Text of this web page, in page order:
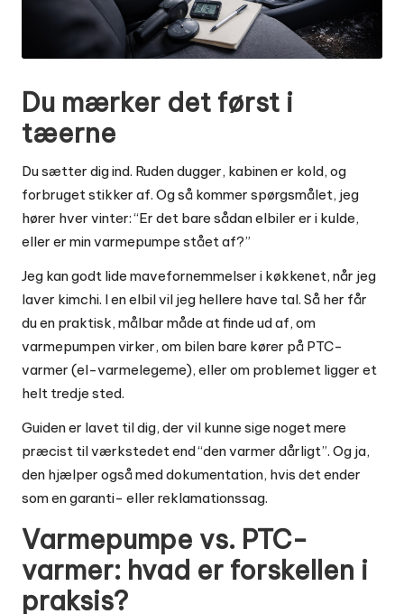
Du mærker det først i
tæerne
Du sætter dig ind. Ruden dugger, kabinen er kold, og
forbruget stikker af. Og så kommer spørgsmålet, jeg
hører hver vinter: “Er det bare sådan elbiler er i kulde,
eller er min varmepumpe stået af?”
Jeg kan godt lide mavefornemmelser i køkkenet, når jeg
laver kimchi. I en elbil vil jeg hellere have tal. Så her får
du en praktisk, målbar måde at finde ud af, om
varmepumpen virker, om bilen bare kører på PTC-
varmer (el-varmelegeme), eller om problemet ligger et
helt tredje sted.
Guiden er lavet til dig, der vil kunne sige noget mere
præcist til værkstedet end “den varmer dårligt”. Og ja,
den hjælper også med dokumentation, hvis det ender
som en garanti- eller reklamationssag.
Varmepumpe vs. PTC-
varmer: hvad er forskellen i
praksis?